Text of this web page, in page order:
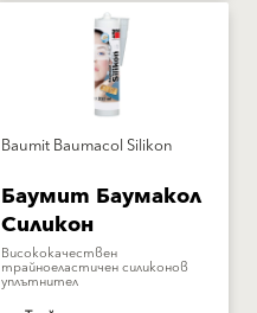
Baumit Baumacol Silikon
Баумит Баумакол
Силикон
Висококачествен
трайноеластичен силиконов
уплътнител